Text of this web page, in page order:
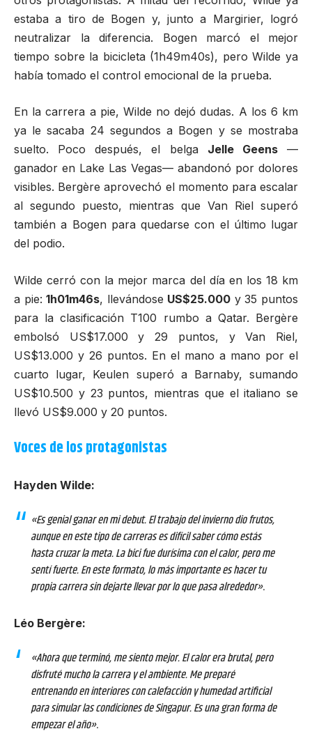
estaba a tiro de Bogen y, junto a Margirier, logró
neutralizar la diferencia. Bogen marcó el mejor
tiempo sobre la bicicleta (1h49m40s), pero Wilde ya
había tomado el control emocional de la prueba.
En la carrera a pie, Wilde no dejó dudas. A los 6 km
ya le sacaba 24 segundos a Bogen y se mostraba
suelto. Poco después, el belga Jelle Geens—
ganador en Lake Las Vegas— abandonó por dolores
visibles. Bergère aprovechó el momento para escalar
al segundo puesto, mientras que Van Riel superó
también a Bogen para quedarse con el último lugar
del podio.
Wilde cerró con la mejor marca del día en los 18 km
a pie:1h01m46s, llevándose US$25.000 y 35 puntos
para la clasificación T100 rumbo a Qatar. Bergère
embolsó US$17.000 y 29 puntos, y Van Riel,
US$13.000 y 26 puntos. En el mano a mano por el
cuarto lugar, Keulen superó a Barnaby, sumando
US$10.500 y 23 puntos, mientras que el italiano se
llevó US$9.000 y 20 puntos.
Voces de los protagonistas
Hayden Wilde:
«Es genial ganar en mi debut. El trabajo del invierno dio frutos,
aunque en este tipo de carreras es difícil saber cómo estás
hasta cruzar la meta. La bici fue durísima con el calor, pero me
sentí fuerte. En este formato, lo más importante es hacer tu
propia carrera sin dejarte llevar por lo que pasa alrededor».
Léo Bergère:
«Ahora que terminó, me siento mejor. El calor era brutal, pero
disfruté mucho la carrera y el ambiente. Me preparé
entrenando en interiores con calefacción y humedad artificial
para simular las condiciones de Singapur. Es una gran forma de
empezar el año».